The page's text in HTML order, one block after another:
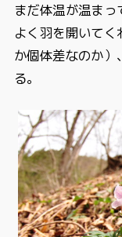
まだ体温が温まっ
よく羽を開いて
か個体差なのか
る。